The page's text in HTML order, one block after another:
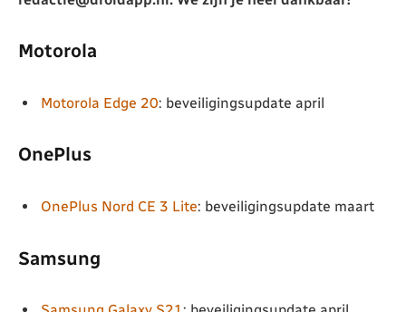
Motorola
Motorola Edge 20: beveiligingsupdate april
OnePlus
OnePlus Nord CE 3 Lite: beveiligingsupdate maart
Samsung